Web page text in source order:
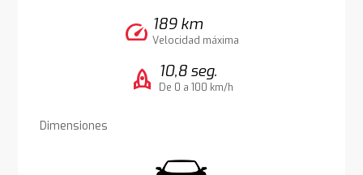
speed 189 km
Velocidad máxima
rocket 10,8 seg.
De 0 a 100 km/h
Dimensiones